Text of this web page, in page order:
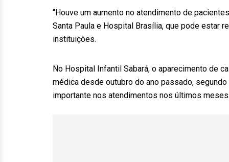
“Houve um aumento no atendimento de
Santa Paula e Hospital Brasília, que pode estar
instituições.
No Hospital Infantil Sabará, o aparecimento de
médica desde outubro do ano passado,
importante nos atendimentos nos últimos